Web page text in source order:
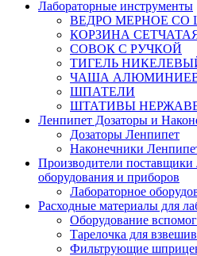
Лабораторные инструменты
ВЕДРО МЕРНОЕ СО
КОРЗИНА
СОВОК С РУЧКОЙ
ТИГЕЛЬ
ЧАША
ШПАТЕЛИ
ШТАТИВЫ
Ленпипет Дозаторы и
Дозаторы Ленпипет
Наконечники
Производители поставщики
оборудования и приборов
Лабораторное
Расходные материалы для
Оборудование
Тарелочка для
Фильтрующие